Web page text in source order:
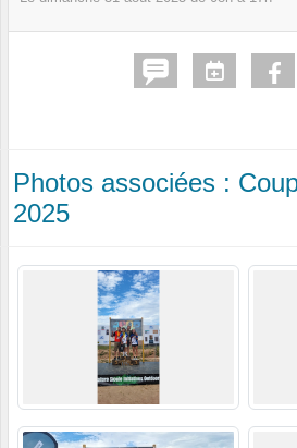
Photos associées :
2025